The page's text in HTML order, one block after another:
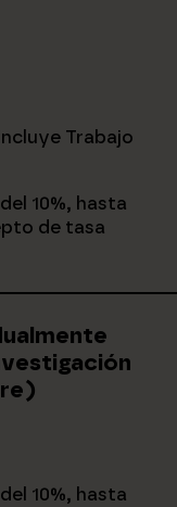
Trabajo
10%, hasta
de tasa
10%, hasta